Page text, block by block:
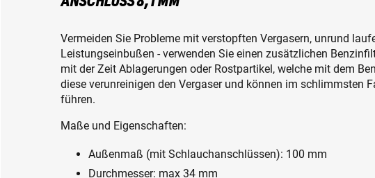
Vermeiden Sie Probleme mit verstopften Vergasern, unrund
Leistungseinbußen - verwenden Sie einen zusätzlichen
mit der Zeit Ablagerungen oder Rostpartikel, welche mit dem
diese verunreinigen den Vergaser und können im schlimmsten
führen.
Maße und Eigenschaften:
Außenmaß (mit Schlauchanschlüssen): 100 mm
Durchmesser: max 34 mm